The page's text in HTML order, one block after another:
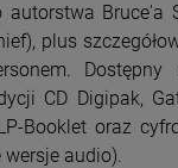
autorstwa Bruce'a
plus
Dostępny
CD Digipak,
Booklet oraz
wersje audio).